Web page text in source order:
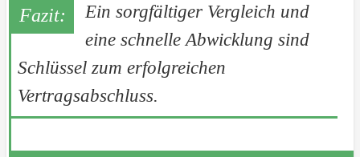
Ein sorgfältiger Vergleich und
eine schnelle Abwicklung sind
Schlüssel zum erfolgreichen
Vertragsabschluss.